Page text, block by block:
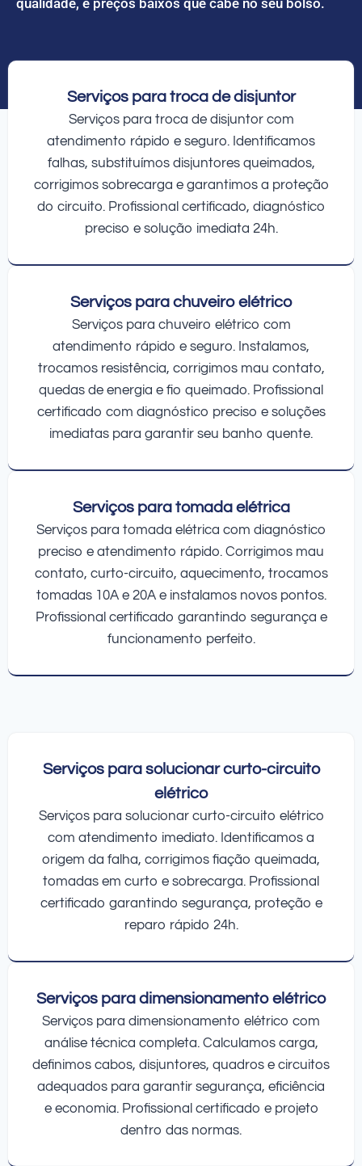
Serviços para troca de disjuntor
Serviços para troca de disjuntor com
atendimento rápido e seguro. Identificamos
falhas, substituímos disjuntores queimados,
corrigimos sobrecarga e garantimos a proteção
do circuito. Profissional certificado, diagnóstico
preciso e solução imediata 24h.
Serviços para chuveiro elétrico
Serviços para chuveiro elétrico com
atendimento rápido e seguro. Instalamos,
trocamos resistência, corrigimos mau contato,
quedas de energia e fio queimado. Profissional
certificado com diagnóstico preciso e soluções
imediatas para garantir seu banho quente.
Serviços para tomada elétrica
Serviços para tomada elétrica com diagnóstico
preciso e atendimento rápido. Corrigimos mau
contato, curto-circuito, aquecimento, trocamos
tomadas 10A e 20A e instalamos novos pontos.
Profissional certificado garantindo segurança e
funcionamento perfeito.
Serviços para solucionar curto-circuito
elétrico
Serviços para solucionar curto-circuito elétrico
com atendimento imediato. Identificamos a
origem da falha, corrigimos fiação queimada,
tomadas em curto e sobrecarga. Profissional
certificado garantindo segurança, proteção e
reparo rápido 24h.
Serviços para dimensionamento elétrico
Serviços para dimensionamento elétrico com
análise técnica completa. Calculamos carga,
definimos cabos, disjuntores, quadros e circuitos
adequados para garantir segurança, eficiência
e economia. Profissional certificado e projeto
dentro das normas.